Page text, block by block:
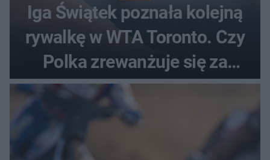
Iga Świątek poznała kolejną
rywalkę w WTA Toronto. Czy
Polka zrewanżuje się za
ostatnią porażkę?